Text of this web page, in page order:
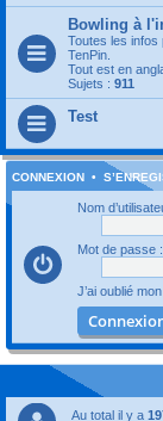
Bowling à
Toutes les infos
TenPin.
Tout est en
Sujets : 911
Test
CONNEXION •
Nom
Mot de passe :
J’ai oublié
Au total il y a